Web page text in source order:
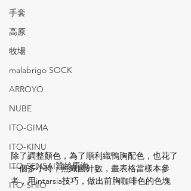
手套
高原
牧場
malabrigo SOCK
ARROYO
NUBE
ITO-GIMA
ITO-KINU
ITO-SENSAI蠶絲馬海
ITO-SHIO
除了調整顏色，為了順利織鴨胸配色，也花了
一個多小時，照織圖針數，畫表格當樣本參
考，用intarsia技巧，做出前胸咖啡色的色塊